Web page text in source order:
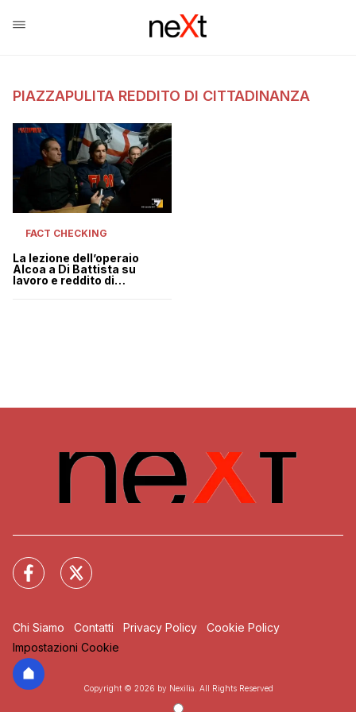
PIAZZAPULITA REDDITO DI CITTADINANZA
FACT CHECKING
La lezione dell’operaio
Alcoa a Di Battista su
lavoro e reddito di
Chi Siamo Contatti Privacy Policy
Cookie Policy
Impostazioni Cookie
Copyright © 2026 by Nexilia. All Rights Reserved